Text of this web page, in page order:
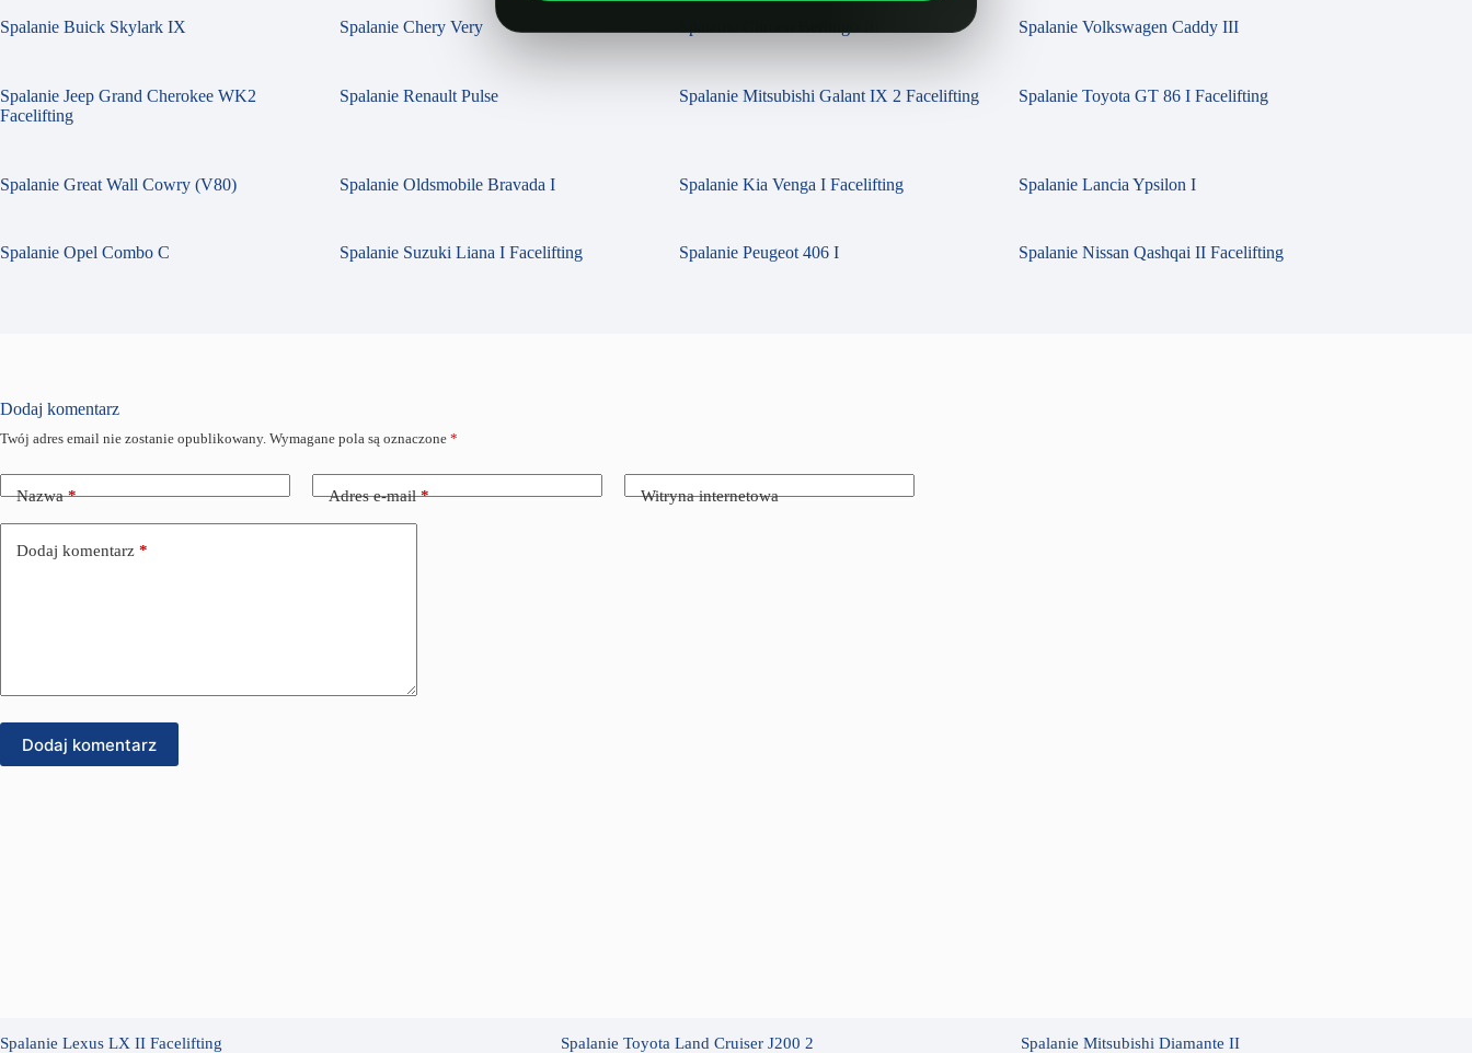
Spalanie Buick Skylark IX Spalanie Chery Very Spalanie Volkswagen Caddy III
Spalanie Jeep Grand Cherokee WK2
Facelifting
Spalanie Renault Pulse Spalanie Mitsubishi Galant IX 2 Facelifting Spalanie Toyota GT 86 I Facelifting
Spalanie Great Wall Cowry (V80) Spalanie Oldsmobile Bravada I Spalanie Kia Venga I Facelifting Spalanie Lancia Ypsilon I
Spalanie Opel Combo C Spalanie Suzuki Liana I Facelifting Spalanie Peugeot 406 I Spalanie Nissan Qashqai II Facelifting
Dodaj komentarz
Twój adres email nie zostanie opublikowany. Wymagane pola są oznaczone *
Nazwa* Adres e-mail* Witryna internetowa
Dodaj komentarz *
Dodaj komentarz
Spalanie Lexus LX II Facelifting
Spalanie Toyota Land Cruiser J200 2
Spalanie Mitsubishi Diamante II